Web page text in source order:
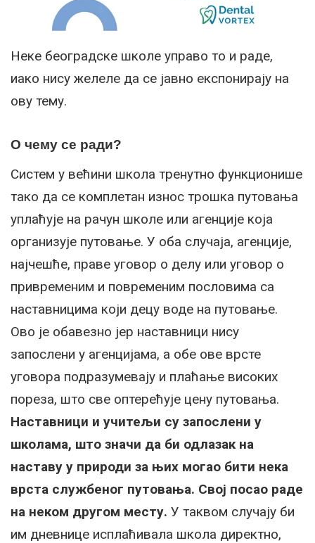
Неке београдске школе управо то и раде,
иако нису желеле да се јавно експонирају на
ову тему.
О чему се ради?
Систем у већини школа тренутно функционише
тако да се комплетан износ трошка путовања
уплаћује на рачун школе или агенције која
организује путовање. У оба случаја, агенције,
најчешће, праве уговор о делу или уговор о
привременим и повременим пословима са
наставницима који децу воде на путовање.
Ово је обавезно јер наставници нису
запослени у агенцијама, а обе ове врсте
уговора подразумевају и плаћање високих
пореза, што све оптерећује цену путовања.
Наставници и учитељи су запослени у
школама, што значи да би одлазак на
наставу у природи за њих могао бити нека
врста службеног путовања. Свој посао раде
на неком другом месту. У таквом случају би
им дневнице исплаћивала школа директно,